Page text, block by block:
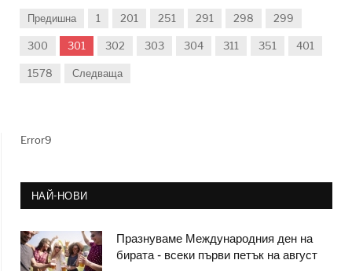
Предишна 1 201 251 291 298 299
300 301 302 303 304 311 351 401
1578 Следваща
Error9
НАЙ-НОВИ
Празнуваме Международния ден на
бирата - всеки първи петък на август